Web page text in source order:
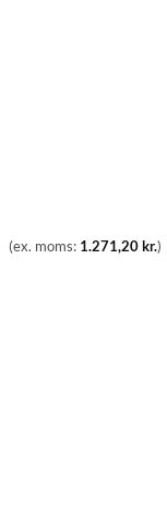
(ex. moms: 1.271,20kr.)